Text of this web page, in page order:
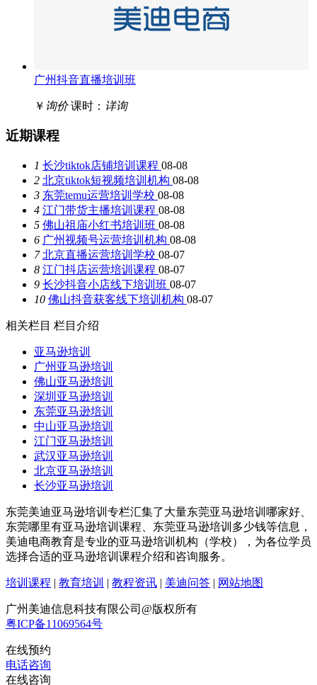
广州抖音直播培训班
￥ 询价 课时： 详询
近期课程
1 长沙tiktok店铺培训课程 08-08
2 北京tiktok短视频培训机构 08-08
3 东莞temu运营培训学校 08-08
4 江门带货主播培训课程 08-08
5 佛山祖庙小红书培训班 08-08
6 广州视频号运营培训机构 08-08
7 北京直播运营培训学校 08-07
8 江门抖店运营培训课程 08-07
9 长沙抖音小店线下培训班 08-07
10 佛山抖音获客线下培训机构 08-07
相关栏目 栏目介绍
亚马逊培训
广州亚马逊培训
佛山亚马逊培训
深圳亚马逊培训
东莞亚马逊培训
中山亚马逊培训
江门亚马逊培训
武汉亚马逊培训
北京亚马逊培训
长沙亚马逊培训
东莞美迪亚马逊培训专栏汇集了大量东莞亚马逊培训哪家好、
东莞哪里有亚马逊培训课程、东莞亚马逊培训多少钱等信息，
美迪电商教育是专业的亚马逊培训机构（学校），为各位学员
选择合适的亚马逊培训课程介绍和咨询服务。
培训课程 | 教育培训 | 教程资讯 | 美迪问答 | 网站地图
广州美迪信息科技有限公司@版权所有
粤ICP备11069564号
在线预约
电话咨询
在线咨询